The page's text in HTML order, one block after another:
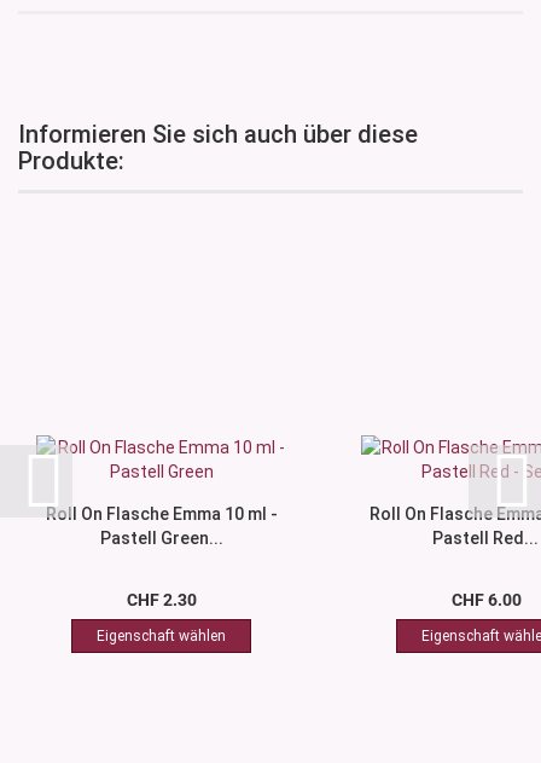
Informieren Sie sich auch über diese
Produkte:
Roll On Flasche Emma 10 ml -
Pastell Green...
CHF 2.30
Roll On Flasche
Pastell Red...
CHF 6.00